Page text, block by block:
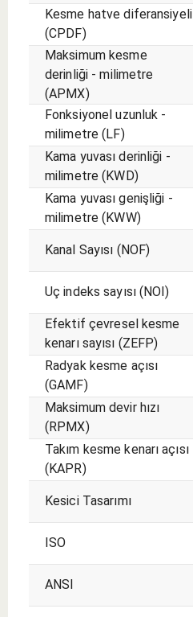
Kesme hatve diferansiyeli
(CPDF)
Maksimum kesme
derinliği - milimetre
(APMX)
Fonksiyonel uzunluk -
milimetre (LF)
Kama yuvası derinliği -
milimetre (KWD)
Kama yuvası genişliği -
milimetre (KWW)
Kanal Sayısı (NOF)
Uç indeks sayısı (NOI)
Efektif çevresel kesme
kenarı sayısı (ZEFP)
Radyak kesme açısı
(GAMF)
Maksimum devir hızı
(RPMX)
Takım kesme kenarı açısı
(KAPR)
Kesici Tasarımı
ISO
ANSI